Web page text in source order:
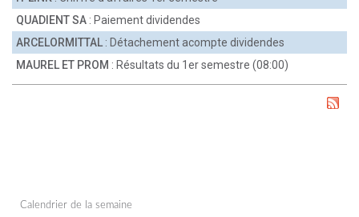
QUADIENT SA : Paiement dividendes
ARCELORMITTAL : Détachement acompte dividendes
MAUREL ET PROM : Résultats du 1er semestre (08:00)
Calendrier de la semaine